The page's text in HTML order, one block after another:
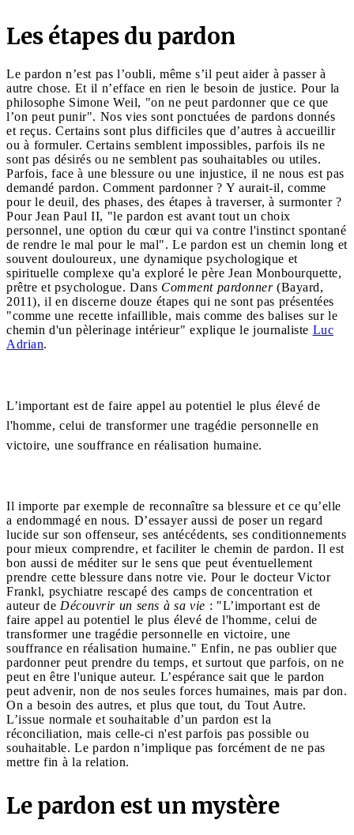
Les étapes du pardon
Le pardon n’est pas l’oubli, même s’il peut aider à passer à
autre chose. Et il n’efface en rien le besoin de justice. Pour la
philosophe Simone Weil, "on ne peut pardonner que ce que
l’on peut punir". Nos vies sont ponctuées de pardons donnés
et reçus. Certains sont plus difficiles que d’autres à accueillir
ou à formuler. Certains semblent impossibles, parfois ils ne
sont pas désirés ou ne semblent pas souhaitables ou utiles.
Parfois, face à une blessure ou une injustice, il ne nous est pas
demandé pardon. Comment pardonner ? Y aurait-il, comme
pour le deuil, des phases, des étapes à traverser, à surmonter ?
Pour Jean Paul II, "le pardon est avant tout un choix
personnel, une option du cœur qui va contre l'instinct spontané
de rendre le mal pour le mal". Le pardon est un chemin long et
souvent douloureux, une dynamique psychologique et
spirituelle complexe qu'a exploré le père Jean Monbourquette,
prêtre et psychologue. Dans Comment pardonner(Bayard,
2011), il en discerne douze étapes qui ne sont pas présentées
"comme une recette infaillible, mais comme des balises sur le
chemin d'un pèlerinage intérieur" explique le journaliste Luc
Adrian.
L’important est de faire appel au potentiel le plus élevé de
l'homme, celui de transformer une tragédie personnelle en
victoire, une souffrance en réalisation humaine.
Il importe par exemple de reconnaître sa blessure et ce qu’elle
a endommagé en nous. D’essayer aussi de poser un regard
lucide sur son offenseur, ses antécédents, ses conditionnements
pour mieux comprendre, et faciliter le chemin de pardon. Il est
bon aussi de méditer sur le sens que peut éventuellement
prendre cette blessure dans notre vie. Pour le docteur Victor
Frankl, psychiatre rescapé des camps de concentration et
auteur de Découvrir un sens à sa vie : "L’important est de
faire appel au potentiel le plus élevé de l'homme, celui de
transformer une tragédie personnelle en victoire, une
souffrance en réalisation humaine." Enfin, ne pas oublier que
pardonner peut prendre du temps, et surtout que parfois, on ne
peut en être l'unique auteur. L’espérance sait que le pardon
peut advenir, non de nos seules forces humaines, mais par don.
On a besoin des autres, et plus que tout, du Tout Autre.
L’issue normale et souhaitable d’un pardon est la
réconciliation, mais celle-ci n'est parfois pas possible ou
souhaitable. Le pardon n’implique pas forcément de ne pas
mettre fin à la relation.
Le pardon est un mystère